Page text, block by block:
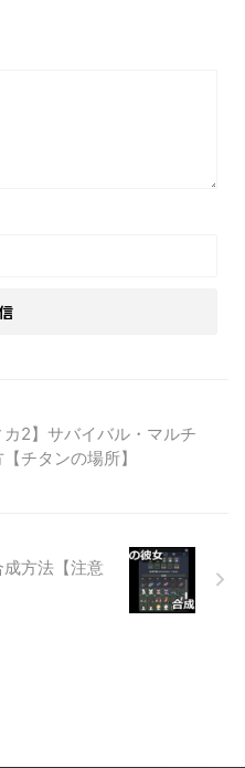
カ2】サバイバル・マルチ
チタンの場所】
成方法【注意